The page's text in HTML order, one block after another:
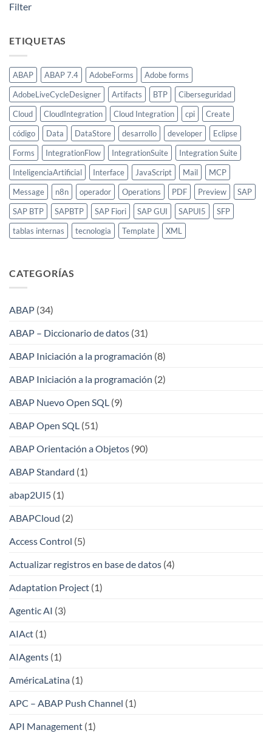
Filter
ETIQUETAS
ABAP ABAP 7.4 AdobeForms
Adobe forms
AdobeLiveCycleDesigner
Artifacts BTP
Ciberseguridad
Cloud
CloudIntegration Cloud Integration cpi
Create
código
Data DataStore desarrollo developer
Eclipse
Forms
IntegrationFlow IntegrationSuite
Integration Suite
InteligenciaArtificial
Interface JavaScript Mail
MCP
Message
n8n operador Operations PDF Preview
SAP
SAP BTP
SAPBTP SAP Fiori SAP GUI SAPUI5
SFP
tablas internas
tecnologia Template XML
CATEGORÍAS
ABAP (34)
ABAP – Diccionario de datos (31)
ABAP Iniciación a la programación (8)
ABAP Iniciación a la programación (2)
ABAP Nuevo Open SQL (9)
ABAP Open SQL (51)
ABAP Orientación a Objetos (90)
ABAP Standard (1)
abap2UI5 (1)
ABAPCloud (2)
Access Control (5)
Actualizar registros en base de datos (4)
Adaptation Project (1)
Agentic AI (3)
AIAct (1)
AIAgents (1)
AméricaLatina (1)
APC – ABAP Push Channel (1)
API Management (1)